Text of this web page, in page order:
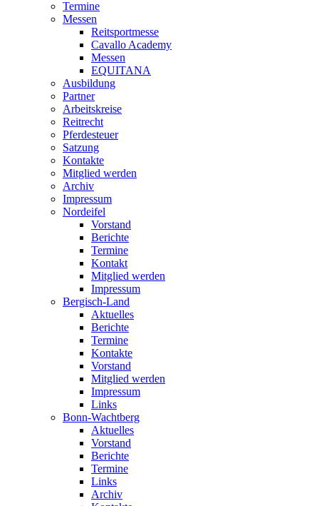
Termine
Messen
Reitsportmesse
Cavallo Academy
Messen
EQUITANA
Ausbildung
Partner
Arbeitskreise
Reitrecht
Pferdesteuer
Satzung
Kontakte
Mitglied werden
Archiv
Impressum
Nordeifel
Vorstand
Berichte
Termine
Kontakt
Mitglied werden
Impressum
Bergisch-Land
Aktuelles
Berichte
Termine
Kontakte
Vorstand
Mitglied werden
Impressum
Links
Bonn-Wachtberg
Aktuelles
Vorstand
Berichte
Termine
Links
Archiv